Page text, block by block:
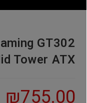
GT302
Tower ATX
₪755.00